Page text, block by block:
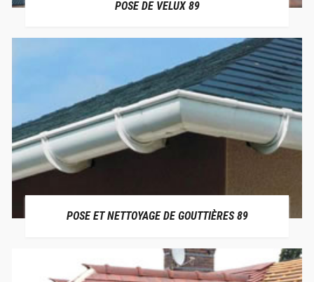
POSE DE VELUX 89
POSE ET NETTOYAGE DE GOUTTIÈRES 89